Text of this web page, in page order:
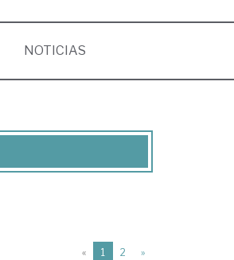
NOTICIAS
« 1 (current)
2 »